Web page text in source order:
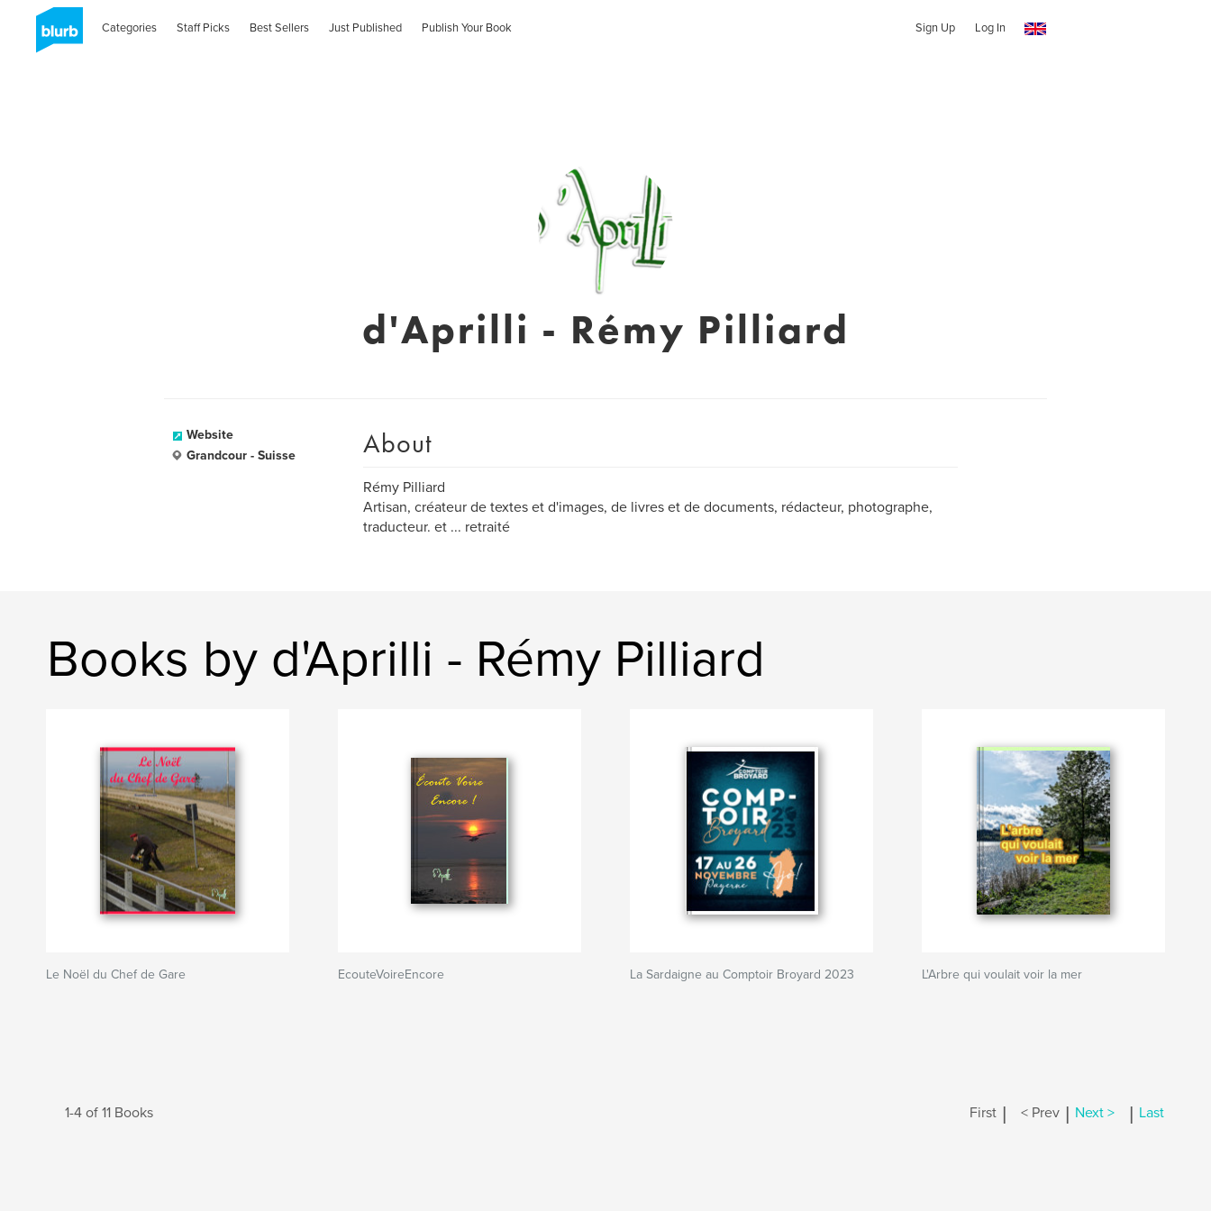
Categories Staff Picks Best Sellers Just Published Publish Your Book Sign Up Log In
d'Aprilli - Rémy Pilliard
Website
Grandcour - Suisse
About
Rémy Pilliard
Artisan, créateur de textes et d'images, de livres et de documents, rédacteur, photographe,
traducteur. et ... retraité
Books by d'Aprilli - Rémy Pilliard
Le Noël du Chef de Gare EcouteVoireEncore La Sardaigne au Comptoir Broyard 2023 L'Arbre qui voulait voir la mer
1-4 of 11 Books First | < Prev | Next > | Last